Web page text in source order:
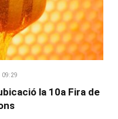
09:29
la 10a Fira de